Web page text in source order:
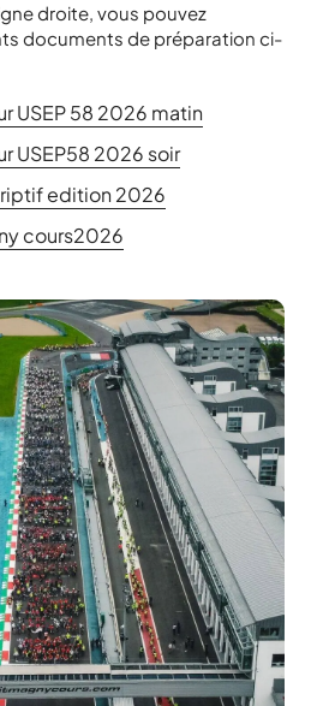
droite, vous pouvez
documents de préparation ci-
USEP 58 2026 matin
USEP58 2026 soir
edition 2026
cours2026